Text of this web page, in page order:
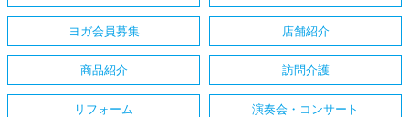
ヨガ会員募集 店舗紹介
商品紹介 訪問介護
リフォーム 演奏会・コンサート